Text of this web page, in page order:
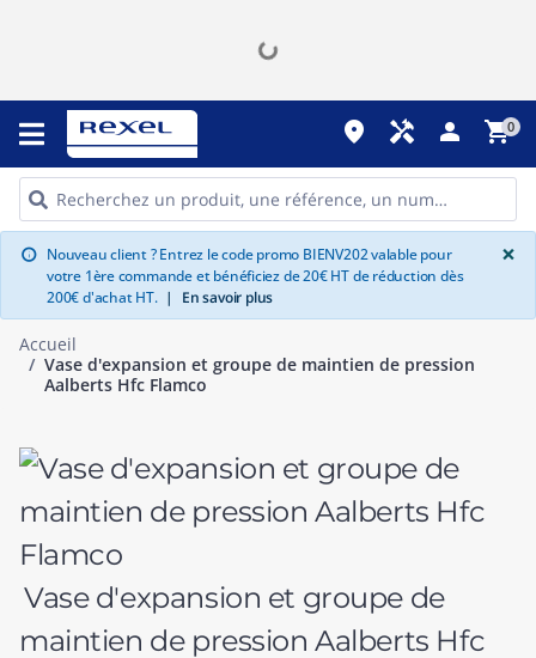
place handyman person shopping_cart0
info Nouveau client ? Entrez le code promo BIENV202 valable pour
votre 1ère commande et bénéficiez de 20€ HT de réduction dès
200€ d'achat HT. | En savoir plus
×
Accueil
Vase d'expansion et groupe de maintien de pression
Aalberts Hfc Flamco
Vase d'expansion et groupe de
maintien de pression Aalberts Hfc